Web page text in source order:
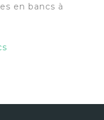
en bancs à